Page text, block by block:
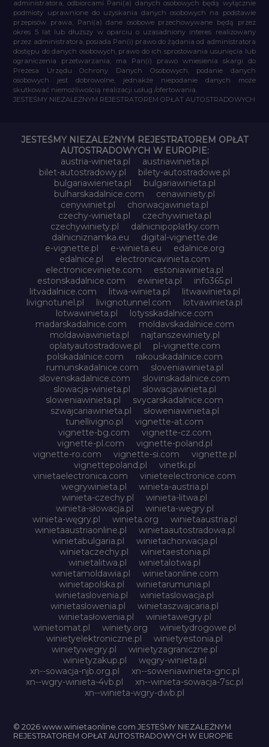
administratora, odbiorcami Pani(a) danych osobowych będą wyłącznie
podmioty uprawnione do uzyskania danych osobowych na podstawie
przepisów prawa, Pani(a) dane osobowe przechowywane będą przez
okres 5 lat lub dłuższy w oparciu o uzasadniony interes realizowany
przez administratora, posiada Pan(i) prawo do żądania od administratora
dostępu do danych osobowych, prawo do ich sprostowania usunięcia lub
ograniczenia przetwarzania, ma Pan(i) prawo wniesienia skargi do
Prezesa Urzędu Ochrony Danych Osobowych, podanie danych
osobowych jest dobrowolne, jednakże niepodanie danych może
skutkować niemożliwością realizacji usług /ofertowania.
JESTEŚMY NIEZALEŻNYM REJESTRATOREM OPŁAT AUTOSTRADOWYCH
JESTEŚMY NIEZALEŻNYM REJESTRATOREM OPŁAT
AUTOSTRADOWYCH W EUROPIE:
austria-winieta.pl
austriawinieta.pl
bilet-autostradowy.pl
bilety-autostradowe.pl
bulgariawienieta.pl
bulgariawinieta.pl
bulharskadalnice.com
cenawiniety.pl
cenywiniet.pl
chorwacjawinieta.pl
czechy-winieta.pl
czechywinieta.pl
czechywiniety.pl
dalnicnipoplatky.com
dalnicniznamka.eu
digital-vignette.de
e-vignette.pl
e-winieta.eu
edalnice.org
edalnice.pl
electronicavinieta.com
electroniceviniete.com
estoniawinieta.pl
estonskadalnice.com
ewinieta.pl
info365.pl
litvadalnice.com
litwa-winieta.pl
litwawinieta.pl
livignotunel.pl
livignotunnel.com
lotvawinieta.pl
lotwawinieta.pl
lotysskadalnice.com
madarskadalnice.com
moldavskadalnice.com
moldawiawinieta.pl
najtanszewiniety.pl
oplatyautostradowe.pl
pl-vignette.com
polskadalnice.com
rakouskadalnice.com
rumunskadalnice.com
sloveniawinieta.pl
slovenskadalnice.com
slovinskadalnice.com
slowacja-winieta.pl
slowacjawinieta.pl
sloweniawinieta.pl
svycarskadalnice.com
szwajcariawinieta.pl
słoweniawinieta.pl
tunellivigno.pl
vignette-at.com
vignette-bg.com
vignette-cz.com
vignette-pl.com
vignette-poland.pl
vignette-ro.com
vignette-si.com
vignette.pl
vignettepoland.pl
vinetki.pl
vinietaelectronica.com
vinieteelectronice.com
wegrywinieta.pl
winieta-austria.pl
winieta-czechy.pl
winieta-litwa.pl
winieta-słowacja.pl
winieta-wegry.pl
winieta-węgry.pl
winieta.org
winietaaustria.pl
winietaaustriaonline.pl
winietaautostradowa.pl
winietabulgaria.pl
winietachorwacja.pl
winietaczechy.pl
winietaestonia.pl
winietalitwa.pl
winietalotwa.pl
winietamoldawia.pl
winietaonline.com
winietapolska.pl
winietarumunia.pl
winietaslovenia.pl
winietaslowacja.pl
winietaslowenia.pl
winietaszwajcaria.pl
winietasłowenia.pl
winietawegry.pl
winietomat.pl
winiety.org
winietydrogowe.pl
winietyelektroniczne.pl
winietyestonia.pl
winietywegry.pl
winietyzagraniczne.pl
winietyzakup.pl
węgry-winieta.pl
xn--sowacja-njb.org.pl
xn--soweniawinieta-gnc.pl
xn--wgry-winieta-4vb.pl
xn--winieta-sowacja-7sc.pl
xn--winieta-wgry-dwb.pl
© 2026 www.winietaonline.com JESTEŚMY NIEZALEŻNYM
REJESTRATOREM OPŁAT AUTOSTRADOWYCH W EUROPIE